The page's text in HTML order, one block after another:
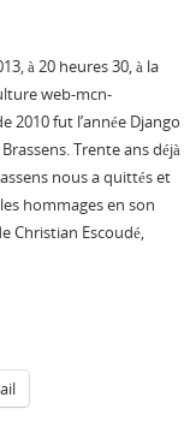
à 20 heures 30, à la
web-mcn-
2010 fut l’année Django
Trente ans déjà
nous a quittés et
hommages en son
Christian Escoudé,